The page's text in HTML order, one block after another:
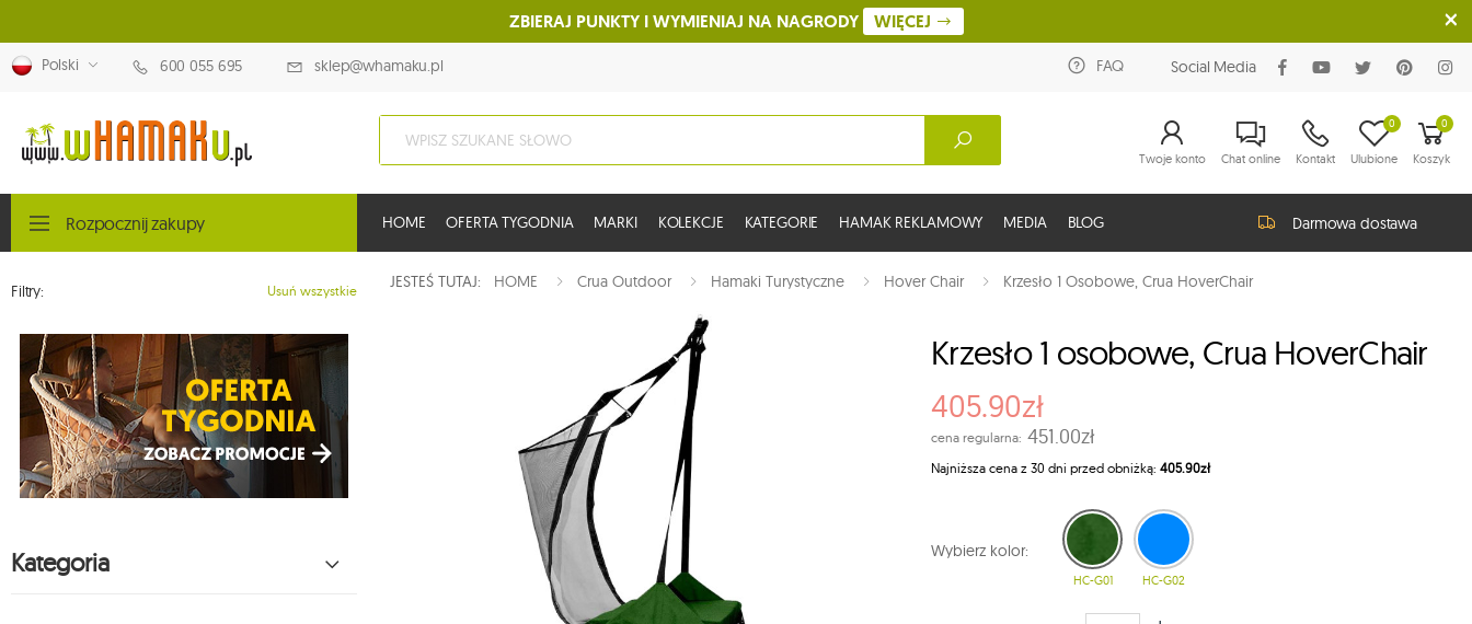
ZBIERAJ PUNKTY I WYMIENIAJ NA NAGRODY WIĘCEJ
Polski 600 055 695 sklep@whamaku.pl FAQ Social Media
Twoje konto Chat online Kontakt Ulubione
0 0
Koszyk
Rozpocznij zakupy HOME OFERTA TYGODNIA MARKI KOLEKCJE KATEGORIE HAMAK REKLAMOWY MEDIA BLOG Darmowa dostawa
Filtry: Usuń wszystkie
Kategoria
JESTEŚ TUTAJ: HOME Crua Outdoor Hamaki Turystyczne Hover Chair Krzesło 1 Osobowe, Crua HoverChair
Krzesło 1 osobowe, Crua HoverChair
405.90zł
cena regularna: 451.00zł
Najniższa cena z 30 dni przed obniżką: 405.90zł
Wybierz kolor:
HC-G01 HC-G02